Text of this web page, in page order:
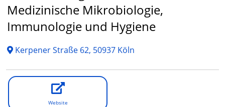
Medizinische Mikrobiologie,
Immunologie und Hygiene
Kerpener Straße 62, 50937 Köln
Website